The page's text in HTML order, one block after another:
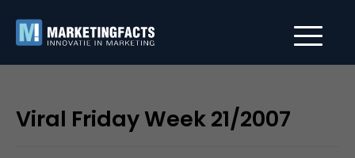
Viral Friday Week 21/2007